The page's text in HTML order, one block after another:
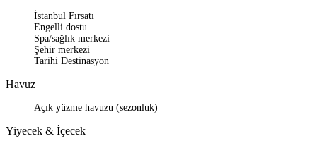
İstanbul Fırsatı
Engelli dostu
Spa/sağlık merkezi
Şehir merkezi
Tarihi Destinasyon
Havuz
Açık yüzme havuzu (sezonluk)
Yiyecek & İçecek